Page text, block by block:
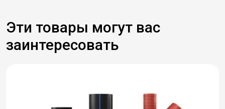
Эти товары могут вас
заинтересовать